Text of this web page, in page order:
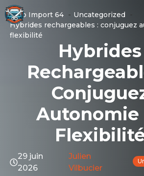
Aller
au
contenu
Auto Import 64
Uncategorized
Hybrides rechargeables : conjuguez
flexibilité
Hybrides
Autonomie
29 juin
2026
Julien
Vilbucier